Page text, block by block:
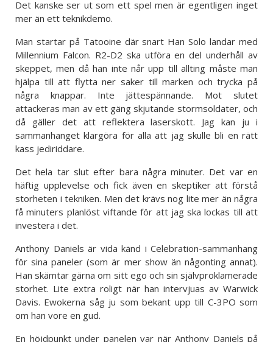
Det kanske ser ut som ett spel men är egentligen inget
mer än ett teknikdemo.
Man startar på Tatooine där snart Han Solo landar med
Millennium Falcon. R2-D2 ska utföra en del underhåll av
skeppet, men då han inte når upp till allting måste man
hjälpa till att flytta ner saker till marken och trycka på
några knappar. Inte jättespännande. Mot slutet
attackeras man av ett gäng skjutande stormsoldater, och
då gäller det att reflektera laserskott. Jag kan ju i
sammanhanget klargöra för alla att jag skulle bli en rätt
kass jediriddare.
Det hela tar slut efter bara några minuter. Det var en
häftig upplevelse och fick även en skeptiker att förstå
storheten i tekniken. Men det krävs nog lite mer än några
få minuters planlöst viftande för att jag ska lockas till att
investera i det.
Anthony Daniels är vida känd i Celebration-sammanhang
för sina paneler (som är mer show än någonting annat).
Han skämtar gärna om sitt ego och sin självproklamerade
storhet. Lite extra roligt när han intervjuas av Warwick
Davis. Ewokerna såg ju som bekant upp till C-3PO som
om han vore en gud.
En höjdpunkt under panelen var när Anthony Daniels på